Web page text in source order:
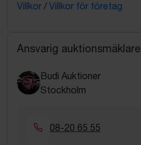
Villkor / Villkor för företag
Ansvarig auktionsmäklare
Budi Auktioner
Stockholm
08-20 65 55